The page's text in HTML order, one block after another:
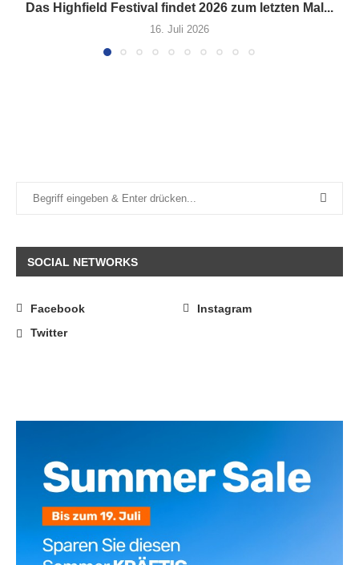
Das Highfield Festival findet 2026 zum letzten Mal...
16. Juli 2026
SOCIAL NETWORKS
Facebook
Instagram
Twitter